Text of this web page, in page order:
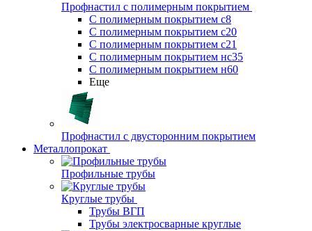
Профнастил с полимерным покрытием
С полимерным покрытием с8
С полимерным покрытием с20
С полимерным покрытием с21
С полимерным покрытием нс35
С полимерным покрытием н60
Еще
Профнастил с двусторонним покрытием
Металлопрокат
Профильные трубы
Круглые трубы
Трубы ВГП
Трубы электросварные круглые